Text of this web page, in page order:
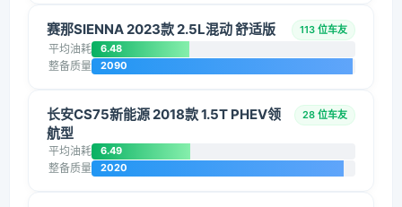
赛那SIENNA 2023款 2.5L混动 舒适版 113 位车友
平均油耗 6.48
整备质量 2090
长安CS75新能源 2018款 1.5T PHEV领
航型
28 位车友
平均油耗 6.49
整备质量 2020